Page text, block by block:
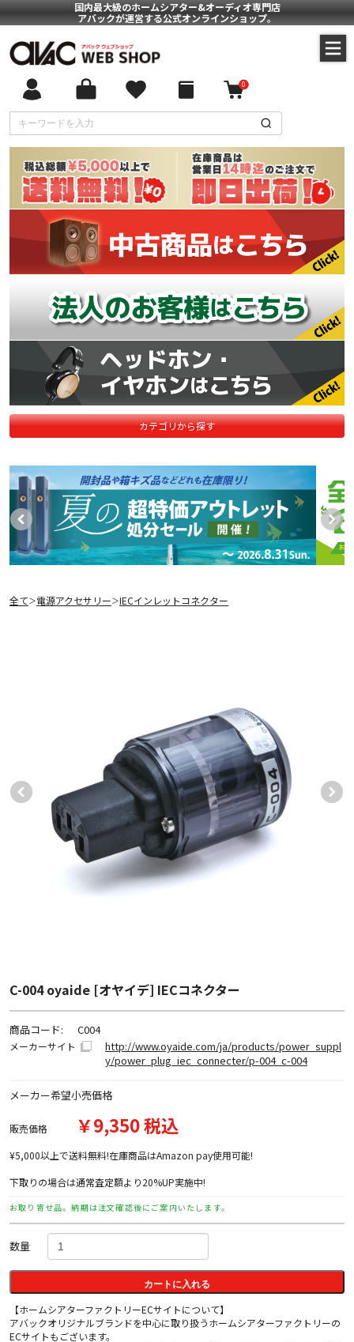
国内最大級のホームシアター&オーディオ専門店
アバックが運営する公式オンラインショップ。
0
カテゴリから探す
全て＞電源アクセサリー＞IECインレットコネクター
C-004 oyaide [オヤイデ] IECコネクター
商品コード: C004
メーカーサイト
http://www.oyaide.com/ja/products/power_suppl
y/power_plug_iec_connecter/p-004_c-004
メーカー希望小売価格
販売価格 ￥9,350 税込
¥5,000以上で送料無料!在庫商品はAmazon pay使用可能!
下取りの場合は通常査定額より20%UP実施中!
お取り寄せ品。納期は注文確認後にご案内いたします。
数量
カートに入れる
【ホームシアターファクトリーECサイトについて】
アバックオリジナルブランドを中心に取り扱うホームシアターファクトリーの
ECサイトもございます。